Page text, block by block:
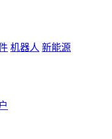
机器人 新能源